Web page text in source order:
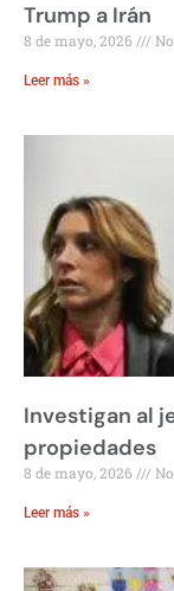
Trump a Irán
8 de mayo, 2026
Leer más »
Investigan al
propiedades
8 de mayo, 2026
Leer más »